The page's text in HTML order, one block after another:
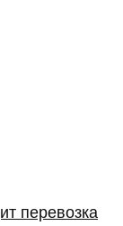
перевозка